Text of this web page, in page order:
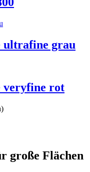
ultrafine grau
veryfine rot
große Flächen